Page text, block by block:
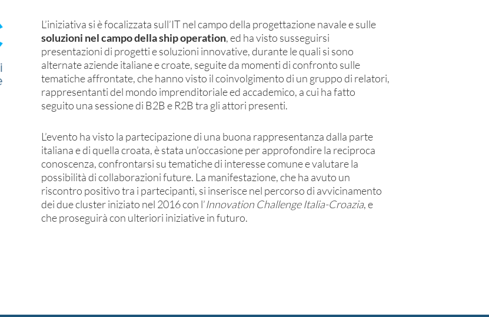
L’iniziativa si è focalizzata sull’IT nel campo della progettazione navale e sulle
soluzioni nel campo della ship operation, ed ha visto susseguirsi
presentazioni di progetti e soluzioni innovative, durante le quali si sono
alternate aziende italiane e croate, seguite da momenti di confronto sulle
tematiche affrontate, che hanno visto il coinvolgimento di un gruppo di relatori,
rappresentanti del mondo imprenditoriale ed accademico, a cui ha fatto
seguito una sessione di B2B e R2B tra gli attori presenti.
L’evento ha visto la partecipazione di una buona rappresentanza dalla parte
italiana e di quella croata, è stata un’occasione per approfondire la reciproca
conoscenza, confrontarsi su tematiche di interesse comune e valutare la
possibilità di collaborazioni future. La manifestazione, che ha avuto un
riscontro positivo tra i partecipanti, si inserisce nel percorso di avvicinamento
dei due cluster iniziato nel 2016 con l’Innovation Challenge Italia-Croazia, e
che proseguirà con ulteriori iniziative in futuro.